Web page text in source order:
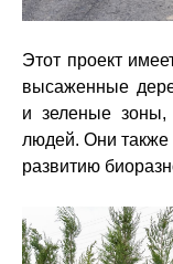
Этот проект
высаженные
и зеленые зоны,
людей. Они также
развитию